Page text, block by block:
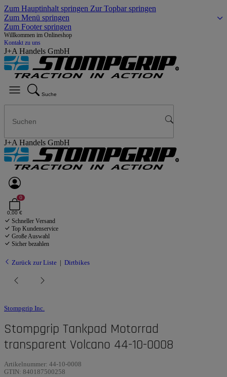
Zum Hauptinhalt springen Zur Topbar springen
Zum Menü springen
Zum Footer springen
Willkommen im Onlineshop
Kontakt zu uns
J+A Handels GmbH
Suche
J+A Handels GmbH
0
0,00 €
Schneller Versand
Top Kundenservice
Große Auswahl
Sicher bezahlen
Zurück zur Liste Dirtbikes
Stompgrip Inc.
Stompgrip Tankpad Motorrad
transparent Volcano 44-10-0008
Artikelnummer: 44-10-0008
GTIN: 840187500258